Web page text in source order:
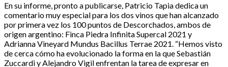
En su informe, pronto a publicarse, Patricio Tapia dedica un
comentario muy especial para los dos vinos que han alcanzado
por primera vez los 100 puntos de Descorchados, ambos de
origen argentino: Finca Piedra Infinita Supercal 2021 y
Adrianna Vineyard Mundus Bacillus Terrae 2021. “Hemos visto
de cerca cómo ha evolucionado la forma en la que Sebastián
Zuccardi y Alejandro Vigil enfrentan la tarea de expresar en